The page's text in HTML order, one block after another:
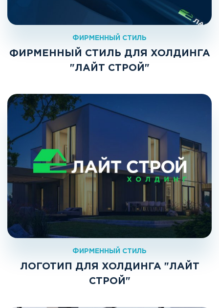
ФИРМЕННЫЙ СТИЛЬ
ФИРМЕННЫЙ СТИЛЬ ДЛЯ ХОЛДИНГА
"ЛАЙТ СТРОЙ"
ФИРМЕННЫЙ СТИЛЬ
ЛОГОТИП ДЛЯ ХОЛДИНГА "ЛАЙТ
СТРОЙ"